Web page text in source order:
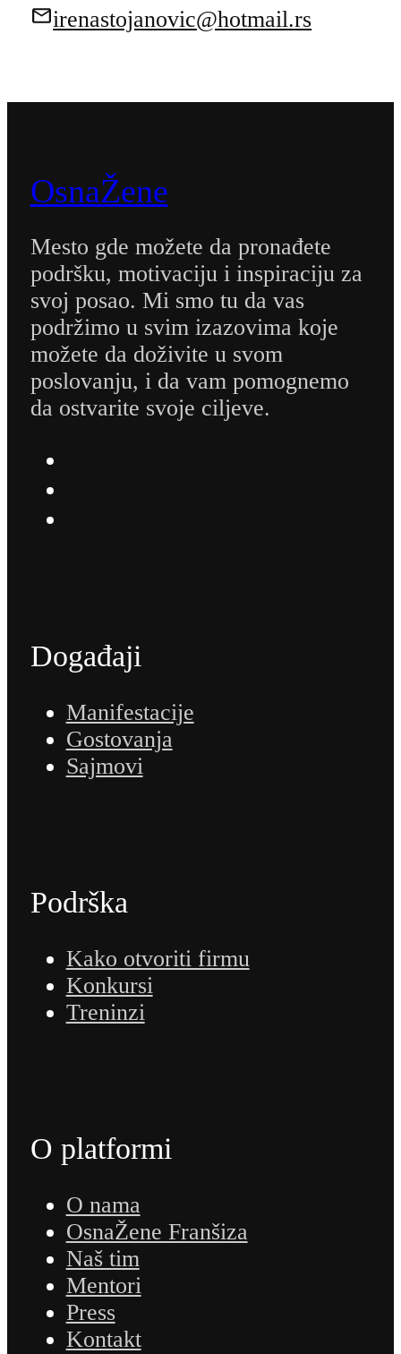
irenastojanovic@hotmail.rs
OsnaŽene
Mesto gde možete da pronađete
podršku, motivaciju i inspiraciju za
svoj posao. Mi smo tu da vas
podržimo u svim izazovima koje
možete da doživite u svom
poslovanju, i da vam pomognemo
da ostvarite svoje ciljeve.
Događaji
Manifestacije
Gostovanja
Sajmovi
Podrška
Kako otvoriti firmu
Konkursi
Treninzi
O platformi
O nama
OsnaŽene Franšiza
Naš tim
Mentori
Press
Kontakt